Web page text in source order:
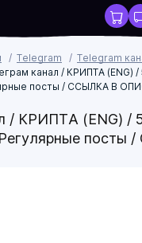
Telegram
Telegram
канал / КРИПТА (ENG)
посты / ССЫЛКА В
/ КРИПТА (ENG) /